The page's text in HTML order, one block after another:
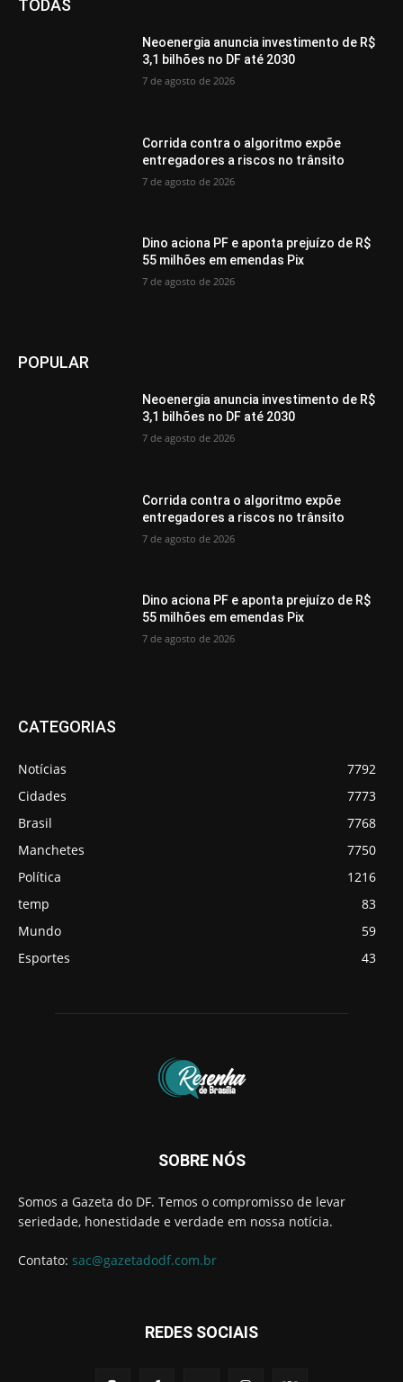
TODAS
Neoenergia anuncia investimento de R$
3,1 bilhões no DF até 2030
7 de agosto de 2026
Corrida contra o algoritmo expõe
entregadores a riscos no trânsito
7 de agosto de 2026
Dino aciona PF e aponta prejuízo de R$
55 milhões em emendas Pix
7 de agosto de 2026
POPULAR
Neoenergia anuncia investimento de R$
3,1 bilhões no DF até 2030
7 de agosto de 2026
Corrida contra o algoritmo expõe
entregadores a riscos no trânsito
7 de agosto de 2026
Dino aciona PF e aponta prejuízo de R$
55 milhões em emendas Pix
7 de agosto de 2026
CATEGORIAS
Notícias
7792
Cidades
7773
Brasil
7768
Manchetes
7750
Política
1216
temp
83
Mundo
59
Esportes
43
SOBRE NÓS
Somos a Gazeta do DF. Temos o compromisso de levar
seriedade, honestidade e verdade em nossa notícia.
Contato: sac@gazetadodf.com.br
REDES SOCIAIS